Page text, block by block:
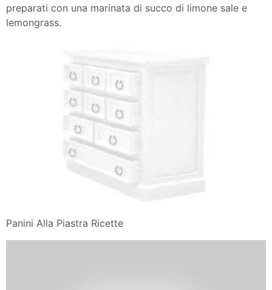
preparati con una marinata di succo di limone sale e
lemongrass.
Panini Alla Piastra Ricette